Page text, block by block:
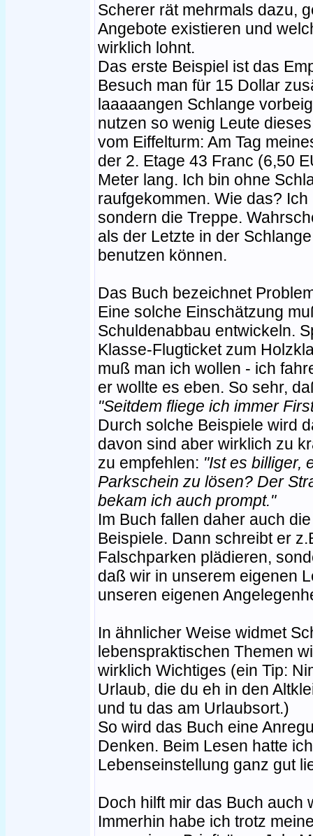
Scherer rät mehrmals dazu,
Angebote existieren und
wirklich lohnt.
Das erste Beispiel ist das
Besuch man für 15 Dollar
laaaaangen Schlange
nutzen so wenig Leute
vom Eiffelturm: Am Tag
der 2. Etage 43 Franc (6,50
Meter lang. Ich bin ohne
raufgekommen. Wie das?
sondern die Treppe.
als der Letzte in der
benutzen können.
Das Buch bezeichnet
Eine solche Einschätzung
Schuldenabbau entwickeln.
Klasse-Flugticket zum
muß man ich wollen - ich
er wollte es eben. So sehr,
"Seitdem fliege ich immer
Durch solche Beispiele wird
davon sind aber wirklich zu
zu empfehlen: "Ist es billiger,
Parkschein zu lösen? Der
bekam ich auch prompt."
Im Buch fallen daher auch
Beispiele. Dann schreibt er
Falschparken plädieren,
daß wir in unserem eigenen
unseren eigenen
In ähnlicher Weise widmet
lebenspraktischen Themen
wirklich Wichtiges (ein Tip:
Urlaub, die du eh in den
und tu das am Urlaubsort.)
So wird das Buch eine
Denken. Beim Lesen hatte
Lebenseinstellung ganz gut
Doch hilft mir das Buch auch
Immerhin habe ich trotz